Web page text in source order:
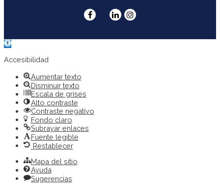
Abrir
de
Accesibilidad
Aumentar texto
Disminuir texto
Escala de grises
Alto contraste
Contraste negativo
Fondo claro
Subrayar enlaces
Fuente legible
Restablecer
Mapa del sitio
Ayuda
Sugerencias